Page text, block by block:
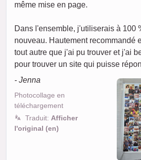
même mise en page.
Dans l'ensemble, j'utiliserais à 100
nouveau. Hautement recommandé
tout autre que j'ai pu trouver et j'ai
pour trouver un site qui puisse
- Jenna
Photocollage en
téléchargement
Traduit: Afficher
l'original (en)